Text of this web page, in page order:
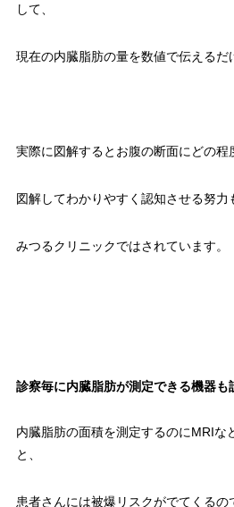
して、
現在の内臓脂肪の量を数値で伝えるだ
実際に図解するとお腹の断面にどの程
図解してわかりやすく認知させる努力
みつるクリニックではされています。
診察毎に内臓脂肪が測定できる機器も
内臓脂肪の面積を測定するのにMRIな
と、
患者さんには被爆リスクがでてくるの